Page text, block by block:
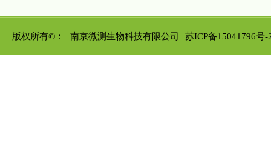
版权所有©： 南京微测生物科技有限公司 苏ICP备15041796号-